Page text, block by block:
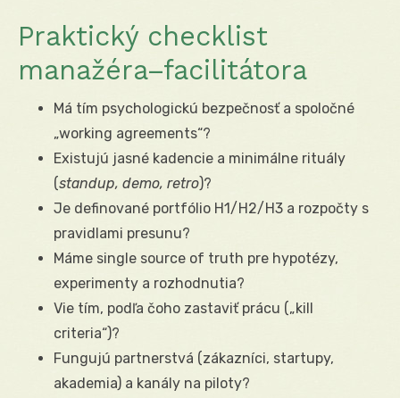
Praktický checklist
manažéra–facilitátora
Má tím psychologickú bezpečnosť a spoločné
„working agreements“?
Existujú jasné kadencie a minimálne rituály
(standup, demo, retro)?
Je definované portfólio H1/H2/H3 a rozpočty s
pravidlami presunu?
Máme single source of truth pre hypotézy,
experimenty a rozhodnutia?
Vie tím, podľa čoho zastaviť prácu („kill
criteria“)?
Fungujú partnerstvá (zákazníci, startupy,
akademia) a kanály na piloty?